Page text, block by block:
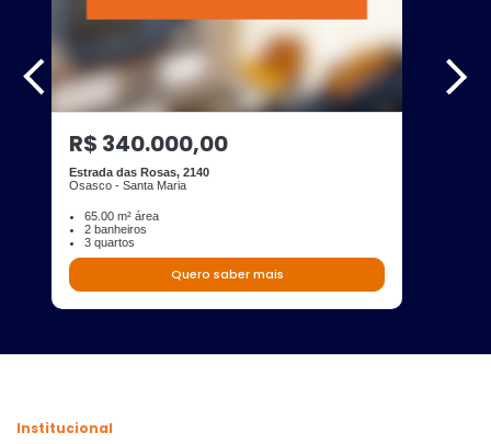
R$ 340.000,00
Estrada das Rosas, 2140
Osasco - Santa Maria
65.00 m² área
2 banheiros
3 quartos
Quero saber mais
Institucional